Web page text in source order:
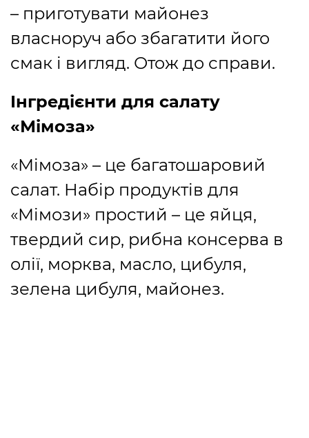
– приготувати майонез
власноруч або збагатити його
смак і вигляд. Отож до справи.
Інгредієнти для салату
«Мімоза»
«Мімоза» – це багатошаровий
салат. Набір продуктів для
«Мімози» простий – це яйця,
твердий сир, рибна консерва в
олії, морква, масло, цибуля,
зелена цибуля, майонез.